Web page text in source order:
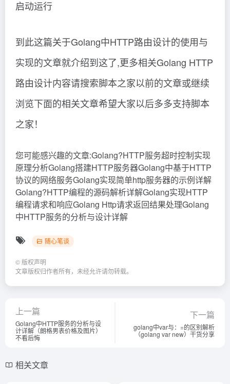
启动运行
到此这篇关于Golang中HTTP路由设计的使用与
实现的文章就介绍到这了,更多相关Golang HTTP
路由设计内容请搜索脚本之家以前的文章或继续
浏览下面的相关文章希望大家以后多多支持脚本
之家！
您可能感兴趣的文章:Golang?HTTP服务超时控制实现
原理分析Golang搭建HTTP服务器Golang中基于HTTP
协议的网络服务Golang实现简单http服务器的示例详解
Golang?HTTP编程的源码解析详解Golang实现HTTP
编程请求和响应Golang Http请求返回结果处理Golang
中HTTP服务的分析与设计详解
随心笔谈
© 版权声明
文章版权归作者所有，未经允许请勿转载。
上一篇
Golang中HTTP服务的分析与设
计详解（朗格男表价格及图片）
不看后悔
下一篇
golang中var与：=的区别解析
（golang var new）干货分享
相关文章